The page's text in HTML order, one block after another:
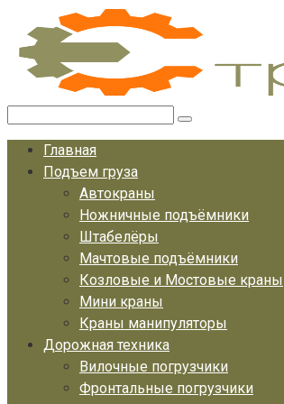
Перейти
контенту
Главная
Подъем груза
Автокраны
Ножничные подъёмники
Штабелёры
Мачтовые подъёмники
Козловые и Мостовые краны
Мини краны
Краны манипуляторы
Дорожная техника
Вилочные погрузчики
Фронтальные погрузчики